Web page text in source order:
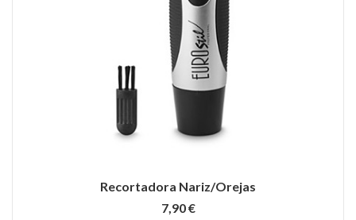
Recortadora Nariz/Orejas
7,90 €